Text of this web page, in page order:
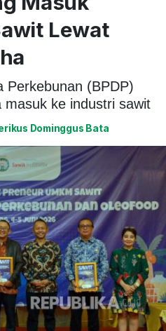
Lewat
Perkebunan (BPDP)
ke industri sawit
Dominggus Bata